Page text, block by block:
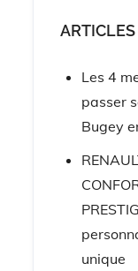
Les 4
passer
Bugey
unique